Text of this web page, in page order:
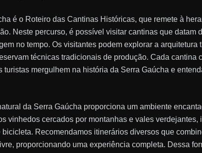
é o Roteiro das Cantinas Históricas, que remete à
Neste percurso, é possível visitar cantinas que datam
no tempo. Os visitantes podem explorar a arquitetura
técnicas tradicionais de produção. Cada cantina
mergulhem na história da Serra Gaúcha e
da Serra Gaúcha proporciona um ambiente
vinhedos cercados por montanhas e vales verdejantes,
Recomendamos itinerários diversos que
proporcionando uma experiência completa. Dessa